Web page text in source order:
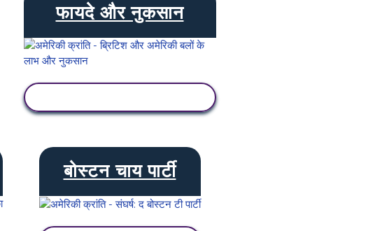
फायदे और नुकसान
बोस्टन चाय पार्टी